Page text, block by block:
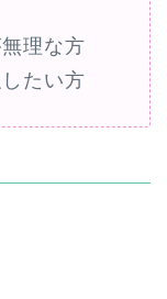
理な方
たい方